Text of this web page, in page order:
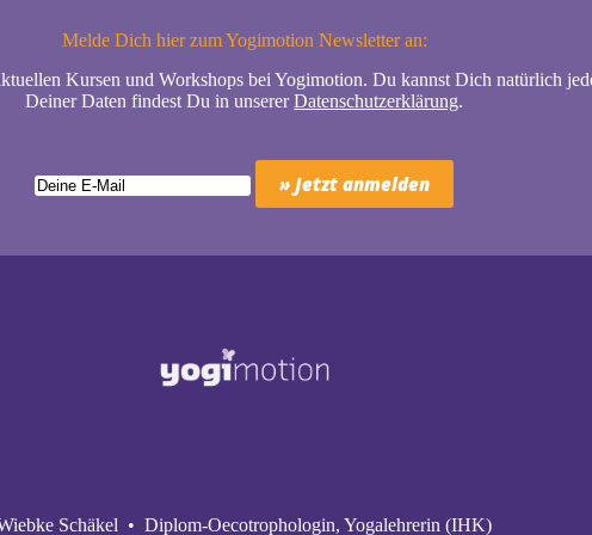
Melde Dich hier zum Yogimotion Newsletter an:
Kursen und Workshops bei Yogimotion. Du kannst Dich natürlich
Deiner Daten findest Du in unsererDatenschutzerklärung.
Schäkel • Diplom-Oecotrophologin, Yogalehrerin (IHK)